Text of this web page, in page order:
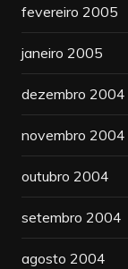
fevereiro 2005
janeiro 2005
dezembro 2004
novembro 2004
outubro 2004
setembro 2004
agosto 2004